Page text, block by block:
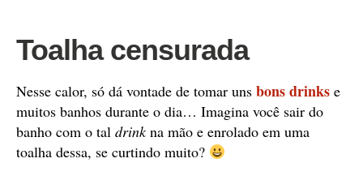
Toalha censurada
Nesse calor, só dá vontade de tomar uns bons drinks e
muitos banhos durante o dia… Imagina você sair do
banho com o tal drinkna mão e enrolado em uma
toalha dessa, se curtindo muito?